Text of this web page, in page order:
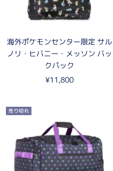
海外ポケモンセンター限定 サル
ノリ・ヒバニー・メッソン バッ
クパック
セ
格
¥11,800
売り切れ